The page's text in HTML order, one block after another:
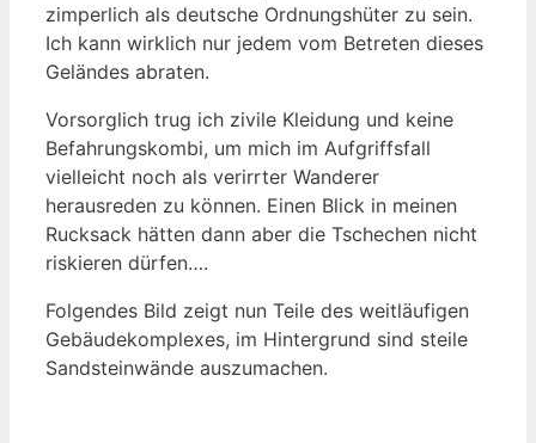
zimperlich als deutsche Ordnungshüter zu sein.
Ich kann wirklich nur jedem vom Betreten dieses
Geländes abraten.
Vorsorglich trug ich zivile Kleidung und keine
Befahrungskombi, um mich im Aufgriffsfall
vielleicht noch als verirrter Wanderer
herausreden zu können. Einen Blick in meinen
Rucksack hätten dann aber die Tschechen nicht
riskieren dürfen….
Folgendes Bild zeigt nun Teile des weitläufigen
Gebäudekomplexes, im Hintergrund sind steile
Sandsteinwände auszumachen.